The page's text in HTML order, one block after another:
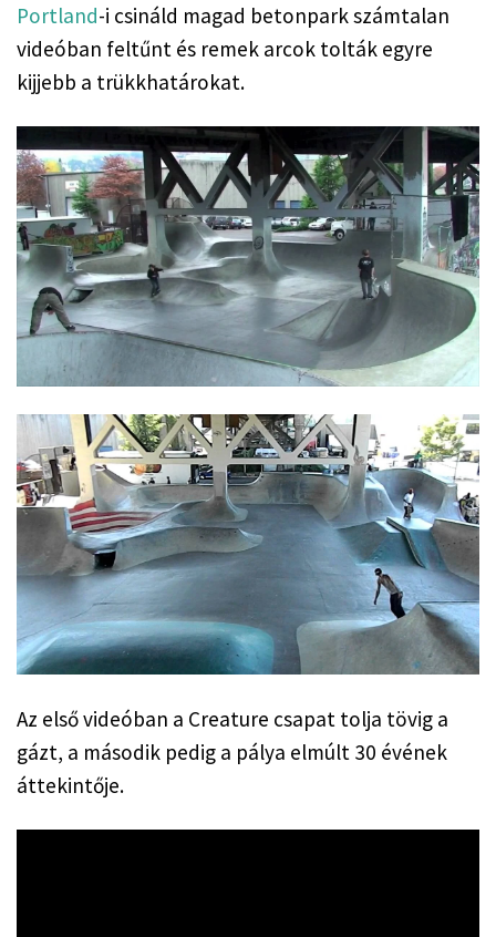
Portland-i csináld magad betonpark számtalan
videóban feltűnt és remek arcok tolták egyre
kijjebb a trükkhatárokat.
Az első videóban a Creature csapat tolja tövig a
gázt, a második pedig a pálya elmúlt 30 évének
áttekintője.